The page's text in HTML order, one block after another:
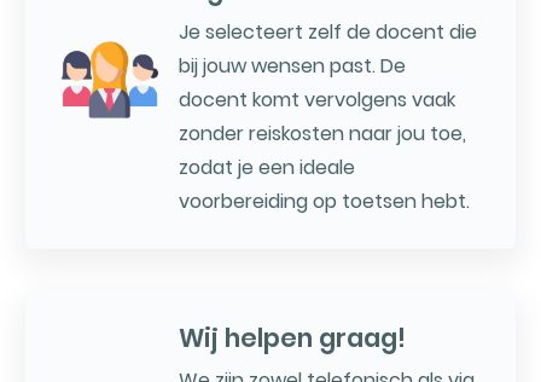
Je selecteert zelf de docent die
bij jouw wensen past. De
docent komt vervolgens vaak
zonder reiskosten naar jou toe,
zodat je een ideale
voorbereiding op toetsen hebt.
Wij helpen graag!